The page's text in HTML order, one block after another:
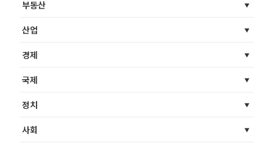
부동산
산업
경제
국제
정치
사회